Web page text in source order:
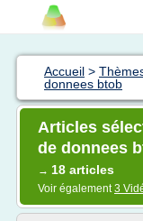
Accueil >
donnees btob
Articles
de donnees
→ 18 articles
Voir également3